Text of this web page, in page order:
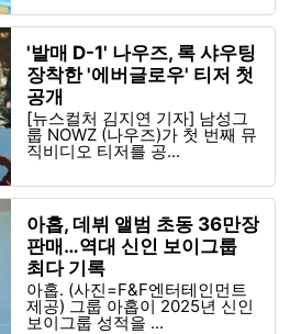
'발매 D-1' 나우즈, 록 샤우팅
장착한 '에버글로우' 티저 첫
공개
[뉴스컬처 김지연 기자] 남성그
룹 NOWZ (나우즈)가 첫 번째 뮤
직비디오 티저를 공...
아홉, 데뷔 앨범 초동 36만장
판매…역대 신인 보이그룹
최다 기록
아홉. (사진=F&F엔터테인먼트
제공) 그룹 아홉이 2025년 신인
보이그룹 성적을 ...